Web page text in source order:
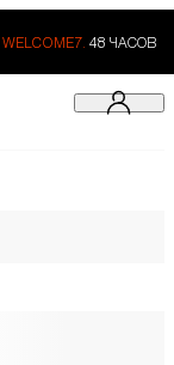
WELCOME7. 48 ЧАСОВ